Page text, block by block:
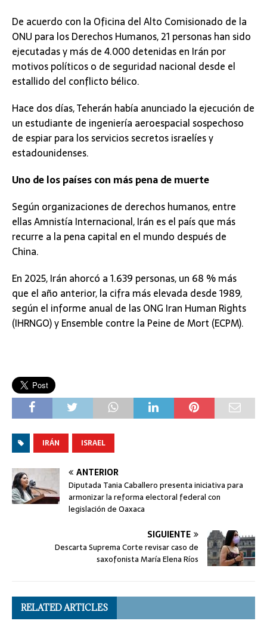
De acuerdo con la Oficina del Alto Comisionado de la
ONU para los Derechos Humanos, 21 personas han sido
ejecutadas y más de 4.000 detenidas en Irán por
motivos políticos o de seguridad nacional desde el
estallido del conflicto bélico.
Hace dos días, Teherán había anunciado la ejecución de
un estudiante de ingeniería aeroespacial sospechoso
de espiar para los servicios secretos israelíes y
estadounidenses.
Uno de los países con más pena de muerte
Según organizaciones de derechos humanos, entre
ellas Amnistía Internacional, Irán es el país que más
recurre a la pena capital en el mundo después de
China.
En 2025, Irán ahorcó a 1.639 personas, un 68 % más
que el año anterior, la cifra más elevada desde 1989,
según el informe anual de las ONG Iran Human Rights
(IHRNGO) y Ensemble contre la Peine de Mort (ECPM).
IRÁN ISRAEL
ANTERIOR
Diputada Tania Caballero presenta iniciativa para
armonizar la reforma electoral federal con
legislación de Oaxaca
SIGUIENTE
Descarta Suprema Corte revisar caso de
saxofonista María Elena Ríos
RELATED ARTICLES